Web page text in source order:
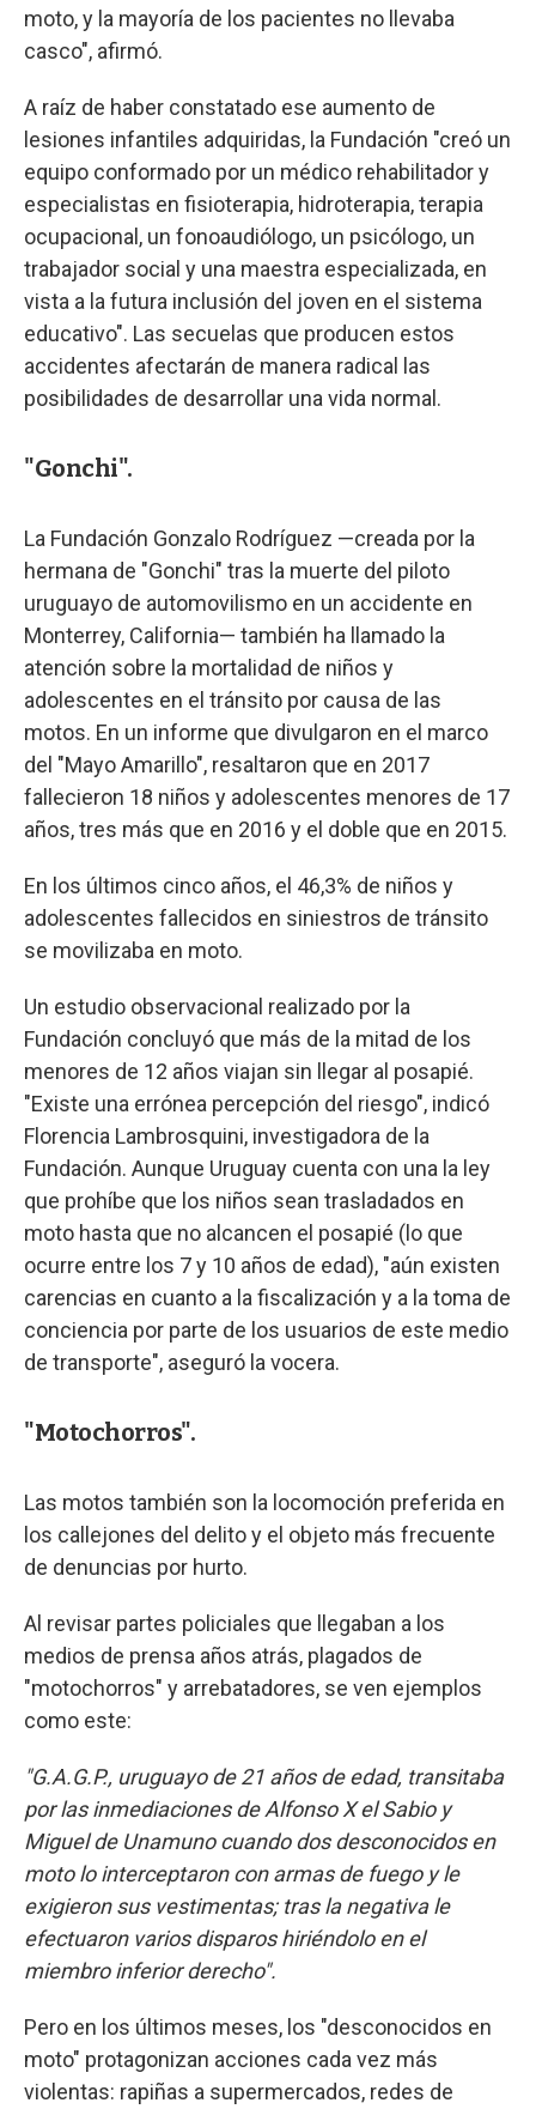
moto, y la mayoría de los pacientes no llevaba
casco", afirmó.
A raíz de haber constatado ese aumento de
lesiones infantiles adquiridas, la Fundación "creó un
equipo conformado por un médico rehabilitador y
especialistas en fisioterapia, hidroterapia, terapia
ocupacional, un fonoaudiólogo, un psicólogo, un
trabajador social y una maestra especializada, en
vista a la futura inclusión del joven en el sistema
educativo". Las secuelas que producen estos
accidentes afectarán de manera radical las
posibilidades de desarrollar una vida normal.
"Gonchi".
La Fundación Gonzalo Rodríguez —creada por la
hermana de "Gonchi" tras la muerte del piloto
uruguayo de automovilismo en un accidente en
Monterrey, California— también ha llamado la
atención sobre la mortalidad de niños y
adolescentes en el tránsito por causa de las
motos. En un informe que divulgaron en el marco
del "Mayo Amarillo", resaltaron que en 2017
fallecieron 18 niños y adolescentes menores de 17
años, tres más que en 2016 y el doble que en 2015.
En los últimos cinco años, el 46,3% de niños y
adolescentes fallecidos en siniestros de tránsito
se movilizaba en moto.
Un estudio observacional realizado por la
Fundación concluyó que más de la mitad de los
menores de 12 años viajan sin llegar al posapié.
"Existe una errónea percepción del riesgo", indicó
Florencia Lambrosquini, investigadora de la
Fundación. Aunque Uruguay cuenta con una la ley
que prohíbe que los niños sean trasladados en
moto hasta que no alcancen el posapié (lo que
ocurre entre los 7 y 10 años de edad), "aún existen
carencias en cuanto a la fiscalización y a la toma de
conciencia por parte de los usuarios de este medio
de transporte", aseguró la vocera.
"Motochorros".
Las motos también son la locomoción preferida en
los callejones del delito y el objeto más frecuente
de denuncias por hurto.
Al revisar partes policiales que llegaban a los
medios de prensa años atrás, plagados de
"motochorros" y arrebatadores, se ven ejemplos
como este:
"G.A.G.P., uruguayo de 21 años de edad, transitaba
por las inmediaciones de Alfonso X el Sabio y
Miguel de Unamuno cuando dos desconocidos en
moto lo interceptaron con armas de fuego y le
exigieron sus vestimentas; tras la negativa le
efectuaron varios disparos hiriéndolo en el
miembro inferior derecho".
Pero en los últimos meses, los "desconocidos en
moto" protagonizan acciones cada vez más
violentas: rapiñas a supermercados, redes de